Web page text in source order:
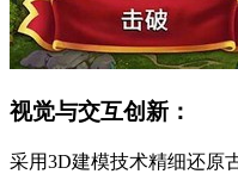
视觉与交互创新：
采用3D建模技术精细还原